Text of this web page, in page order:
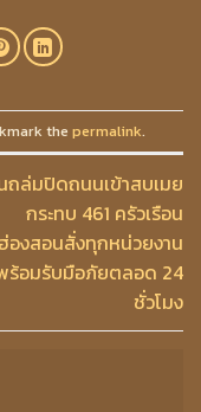
the permalink.
ถล่มปิดถนนเข้าสบเมย
กระทบ 461 ครัวเรือน
องสอนสั่งทุกหน่วยงาน
ร้อมรับมือภัยตลอด 24
ชั่วโมง